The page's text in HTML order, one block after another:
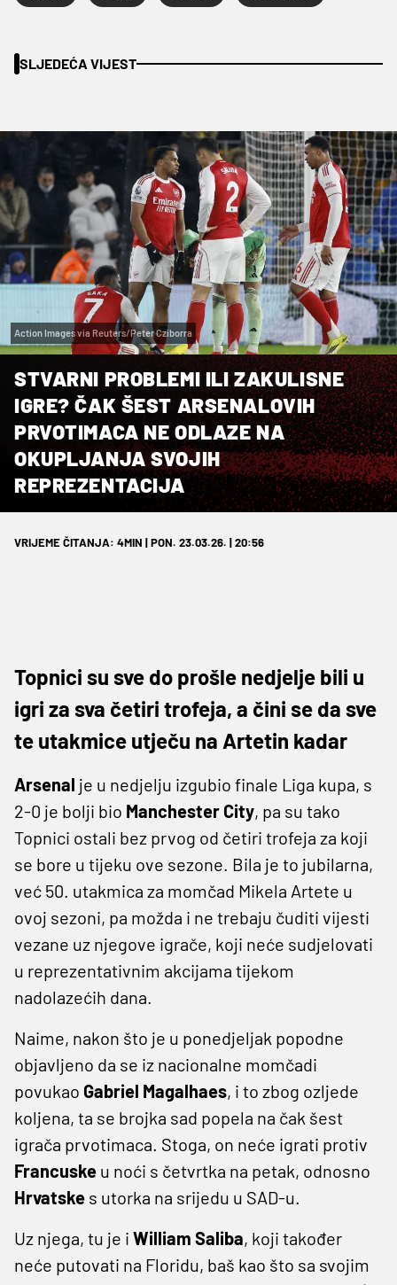
SLJEDEĆA VIJEST
Action Images via Reuters/Peter Cziborra
STVARNI PROBLEMI ILI ZAKULISNE
IGRE? ČAK ŠEST ARSENALOVIH
PRVOTIMACA NE ODLAZE NA
OKUPLJANJA SVOJIH
REPREZENTACIJA
VRIJEME ČITANJA: 4MIN | PON. 23.03.26. | 20:56
Topnici su sve do prošle nedjelje bili u
igri za sva četiri trofeja, a čini se da sve
te utakmice utječu na Artetin kadar
Arsenal je u nedjelju izgubio finale Liga kupa, s
2-0 je bolji bio Manchester City, pa su tako
Topnici ostali bez prvog od četiri trofeja za koji
se bore u tijeku ove sezone. Bila je to jubilarna,
već 50. utakmica za momčad Mikela Artete u
ovoj sezoni, pa možda i ne trebaju čuditi vijesti
vezane uz njegove igrače, koji neće sudjelovati
u reprezentativnim akcijama tijekom
nadolazećih dana.
Naime, nakon što je u ponedjeljak popodne
objavljeno da se iz nacionalne momčadi
povukao Gabriel Magalhaes, i to zbog ozljede
koljena, ta se brojka sad popela na čak šest
igrača prvotimaca. Stoga, on neće igrati protiv
Francuske u noći s četvrtka na petak, odnosno
Hrvatske s utorka na srijedu u SAD-u.
Uz njega, tu je i William Saliba, koji također
neće putovati na Floridu, baš kao što sa svojim